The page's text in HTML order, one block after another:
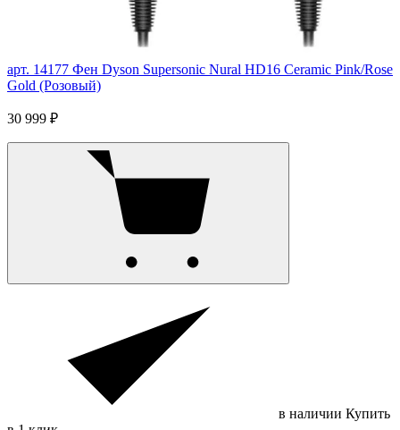
арт. 14177 Фен Dyson Supersonic Nural HD16 Ceramic Pink/Rose
Gold (Розовый)
30 999 ₽
в наличии Купить